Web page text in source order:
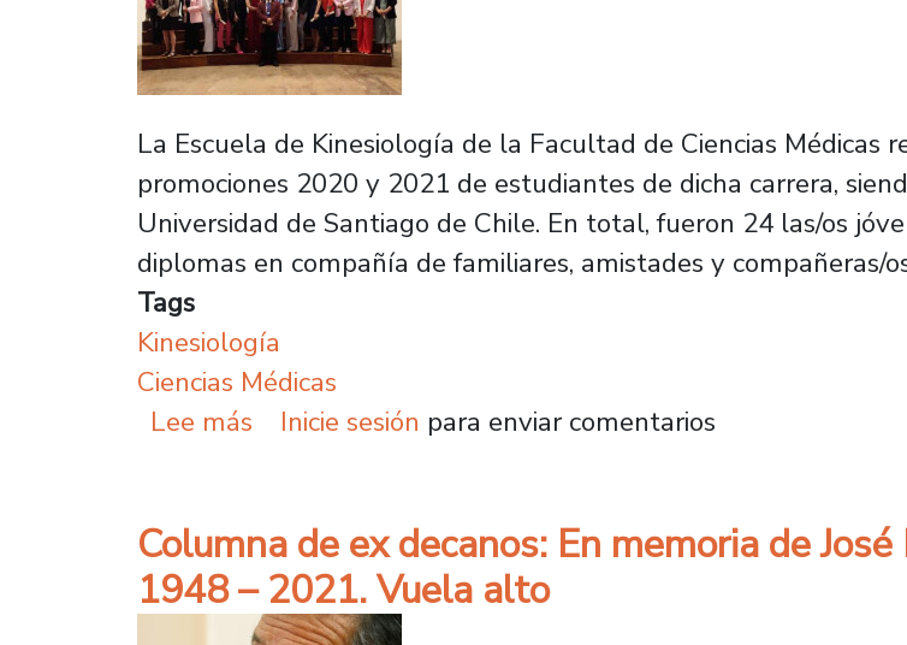
La Escuela de Kinesiología de la Facultad de Ciencias Médicas
promociones 2020 y 2021 de estudiantes de dicha carrera,
Universidad de Santiago de Chile. En total, fueron 24 las/os
diplomas en compañía de familiares, amistades y compañeras/
Tags
Kinesiología
Ciencias Médicas
Lee más sobre Egresan las primeras generaciones de
Inicie sesión para enviar comentarios
Columna de ex decanos: En memoria de
1948 – 2021. Vuela alto